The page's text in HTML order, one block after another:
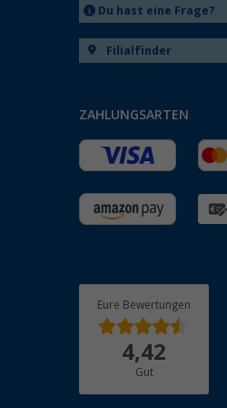
Du hast eine Frage?
Filialfinder
ZAHLUNGSARTEN
Eure Bewertungen
4,42
Gut
Alles Bestens, Artikel funktioniert einwandfrei